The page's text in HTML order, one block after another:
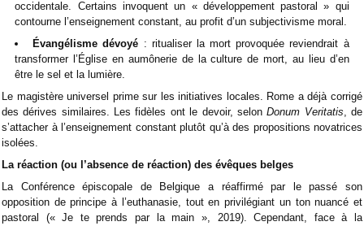
occidentale. Certains invoquent un « développement pastoral » qui
contourne l’enseignement constant, au profit d’un subjectivisme moral.
Évangélisme dévoyé : ritualiser la mort provoquée reviendrait à
transformer l’Église en aumônerie de la culture de mort, au lieu d’en
être le sel et la lumière.
Le magistère universel prime sur les initiatives locales. Rome a déjà corrigé
des dérives similaires. Les fidèles ont le devoir, selonDonum Veritatis, de
s’attacher à l’enseignement constant plutôt qu’à des propositions novatrices
isolées.
La réaction (ou l’absence de réaction) des évêques belges
La Conférence épiscopale de Belgique a réaffirmé par le passé son
opposition de principe à l’euthanasie, tout en privilégiant un ton nuancé et
pastoral (« Je te prends par la main », 2019). Cependant, face à la